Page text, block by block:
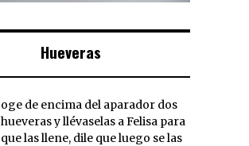
Hueveras
hueveras y llévaselas a Felisa para
que las llene, dile que luego se las